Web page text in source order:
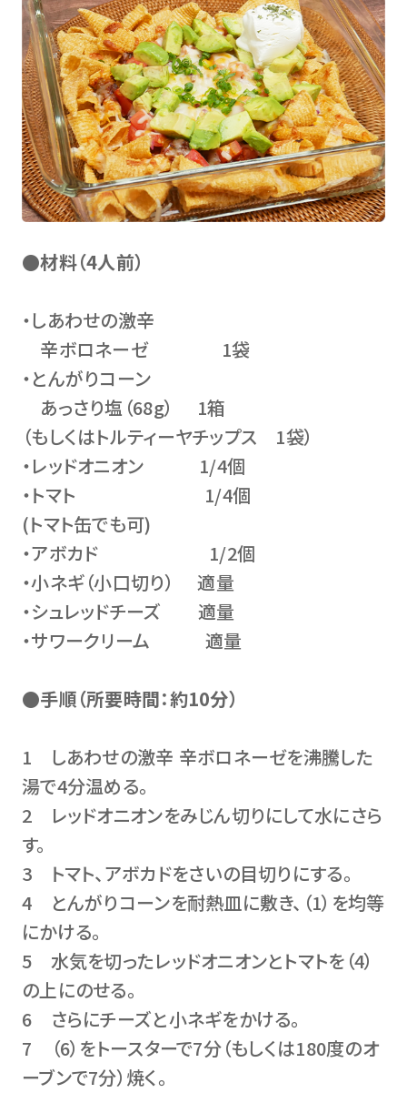
●材料（4人前）
・しあわせの激辛
辛ボロネーゼ 1袋
・とんがりコーン
あっさり塩（68g） 1箱
（もしくはトルティーヤチップス 1袋）
・レッドオニオン 1/4個
・トマト 1/4個
(トマト缶でも可)
・アボカド 1/2個
・小ネギ（小口切り） 適量
・シュレッドチーズ 適量
・サワークリーム 適量
●手順（所要時間：約10分）
1 しあわせの激辛 辛ボロネーゼを沸騰した
湯で4分温める。
2 レッドオニオンをみじん切りにして水にさら
す。
3 トマト、アボカドをさいの目切りにする。
4 とんがりコーンを耐熱皿に敷き、（1）を均等
にかける。
5 水気を切ったレッドオニオンとトマトを（4）
の上にのせる。
6 さらにチーズと小ネギをかける。
7 （6）をトースターで7分（もしくは180度のオ
ーブンで7分）焼く。